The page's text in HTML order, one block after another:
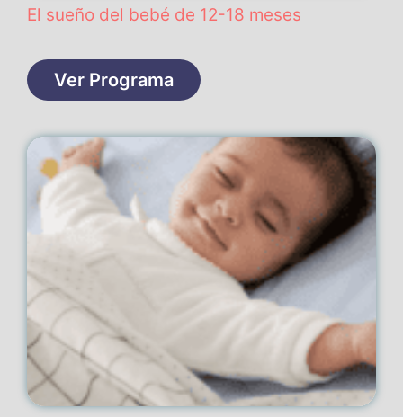
El sueño del bebé de 12-18 meses
Ver Programa